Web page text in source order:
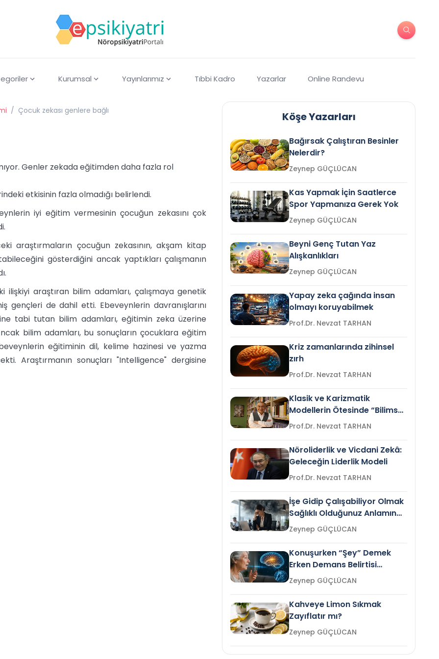
Kurumsal Yayınlarımız Tıbbi Kadro Yazarlar Online Randevu
/ Çocuk zekası genlere bağlı
Genler zekada eğitimden daha fazla rol
etkisinin fazla olmadığı belirlendi.
iyi eğitim vermesinin çocuğun zekasını çok
araştırmaların çocuğun zekasının, akşam kitap
gösterdiğini ancak yaptıkları çalışmanın
ilişkiyi araştıran bilim adamları, çalışmaya genetik
de dahil etti. Ebeveynlerin davranışlarını
tabi tutan bilim adamları, eğitimin zeka üzerine
bilim adamları, bu sonuçların çocuklara eğitim
eğitiminin dil, kelime hazinesi ve yazma
Araştırmanın sonuçları "Intelligence" dergisine
Köşe Yazarları
Bağırsak Çalıştıran Besinler
Nelerdir?
Zeynep GÜÇLÜCAN
Kas Yapmak İçin Saatlerce
Spor Yapmanıza Gerek Yok
Zeynep GÜÇLÜCAN
Beyni Genç Tutan Yaz
Alışkanlıkları
Zeynep GÜÇLÜCAN
Yapay zeka çağında insan
olmayı koruyabilmek
Prof.Dr. Nevzat TARHAN
Kriz zamanlarında zihinsel
zırh
Prof.Dr. Nevzat TARHAN
Klasik ve Karizmatik
Modellerin Ötesinde “Bilimsel
Liderlik”
Prof.Dr. Nevzat TARHAN
Nöroliderlik ve Vicdani Zekâ:
Geleceğin Liderlik Modeli
Prof.Dr. Nevzat TARHAN
İşe Gidip Çalışabiliyor Olmak
Sağlıklı Olduğunuz Anlamına
Gelir mi?Zeynep GÜÇLÜCAN
Konuşurken “Şey” Demek
Erken Demans Belirtisi
Olabilir mi?Zeynep GÜÇLÜCAN
Kahveye Limon Sıkmak
Zayıflatır mı?
Zeynep GÜÇLÜCAN